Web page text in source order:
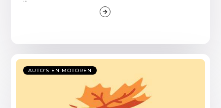
AUTO'S EN MOTOREN